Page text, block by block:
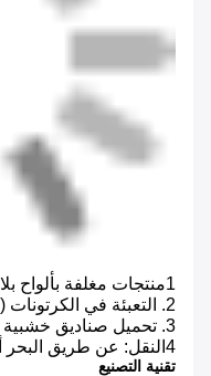
1منتجات مغلفة بألواح بلاستيكية
2. التعبئة في الكرتونات (وفقاً لحجم المنتج ومعاييره)
3. تحميل صناديق خشبية (1.1m*1.1m*1.1m)
4النقل: عن طريق البحر أو الجو.
تقنية التصنيع